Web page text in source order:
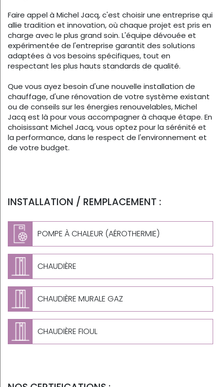
Faire appel à Michel Jacq, c'est choisir une entreprise qui
allie tradition et innovation, où chaque projet est pris en
charge avec le plus grand soin. L'équipe dévouée et
expérimentée de l'entreprise garantit des solutions
adaptées à vos besoins spécifiques, tout en
respectant les plus hauts standards de qualité.
Que vous ayez besoin d'une nouvelle installation de
chauffage, d'une rénovation de votre système existant
ou de conseils sur les énergies renouvelables, Michel
Jacq est là pour vous accompagner à chaque étape. En
choisissant Michel Jacq, vous optez pour la sérénité et
la performance, dans le respect de l'environnement et
de votre budget.
INSTALLATION / REMPLACEMENT :
POMPE À CHALEUR (AÉROTHERMIE)
CHAUDIÈRE
CHAUDIÈRE MURALE GAZ
CHAUDIÈRE FIOUL